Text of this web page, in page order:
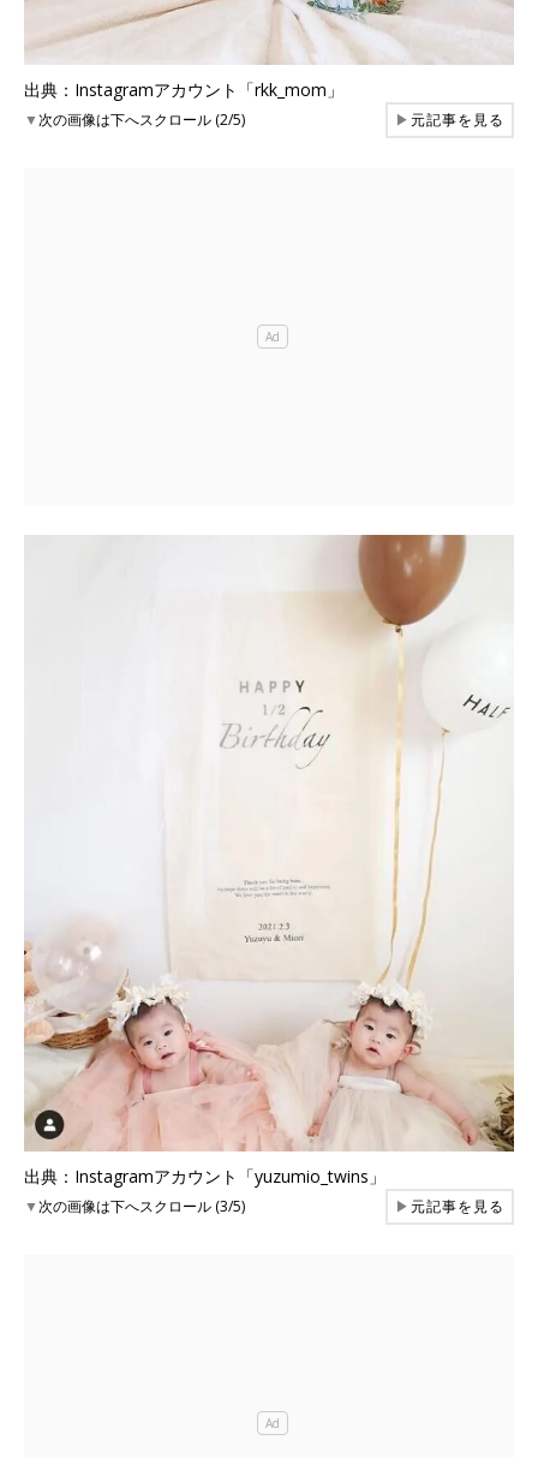
出典：Instagramアカウント「rkk_mom」
▼次の画像は下へスクロール (2/5) ▶元記事を見る
出典：Instagramアカウント「yuzumio_twins」
▼次の画像は下へスクロール (3/5) ▶元記事を見る